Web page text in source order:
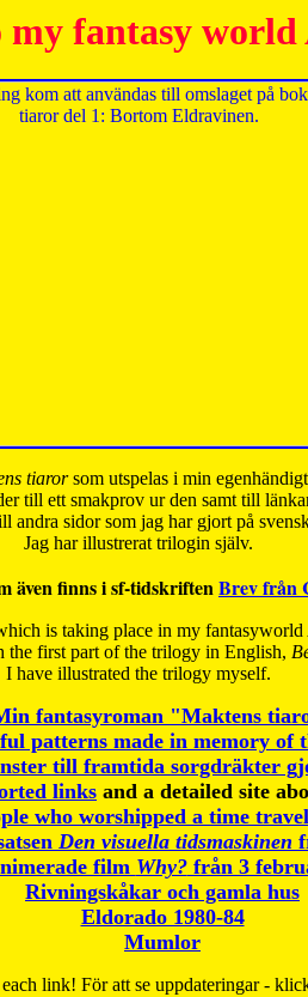
my fantasy
tiarorsom utspelas i min
till ett smakprov ur den samt till
andra sidor som jag har gjort på
Jag har illustrerat trilogin själv.
även finns i sf-tidskriftenBrev från
is taking place in my fantasyworld
first part of the trilogy in English,
I have illustrated the trilogy myself.
fantasyroman "Maktens
patterns made in memory of
till framtida sorgdräkter
links and a detailed site
who worshipped a time
Den visuella tidsmaskinen
film Why?från 3
Rivningskåkar och gamla hus
Eldorado 1980-84
Mumlor
link! För att se uppdateringar -